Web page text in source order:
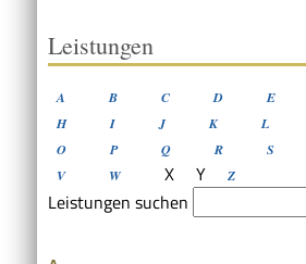
Leistungen
A B C D E
H
I J K L
O
P Q R S
V
W X Y Z
Leistungen suchen